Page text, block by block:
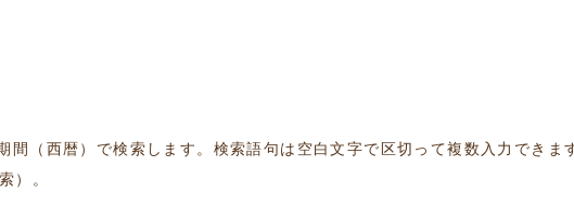
（西暦）で検索します。検索語句は空白文字で区切って複数入力できま
）。